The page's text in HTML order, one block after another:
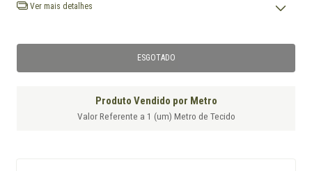
Ver mais detalhes
Produto Vendido por Metro
Valor Referente a 1 (um) Metro de Tecido